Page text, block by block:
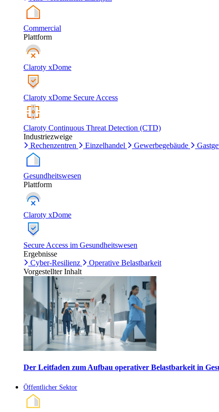
Commercial
Plattform
Claroty xDome
Claroty xDome Secure Access
Claroty Continuous Threat Detection (CTD)
Industriezweige
Rechenzentren
Einzelhandel Gewerbegebäude
Gesundheitswesen
Plattform
Claroty xDome
Secure Access im Gesundheitswesen
Ergebnisse
Cyber-Resilienz
Operative Belastbarkeit
Vorgestellter Inhalt
Der Leitfaden zum Aufbau operativer Belastbarkeit in
Öffentlicher Sektor